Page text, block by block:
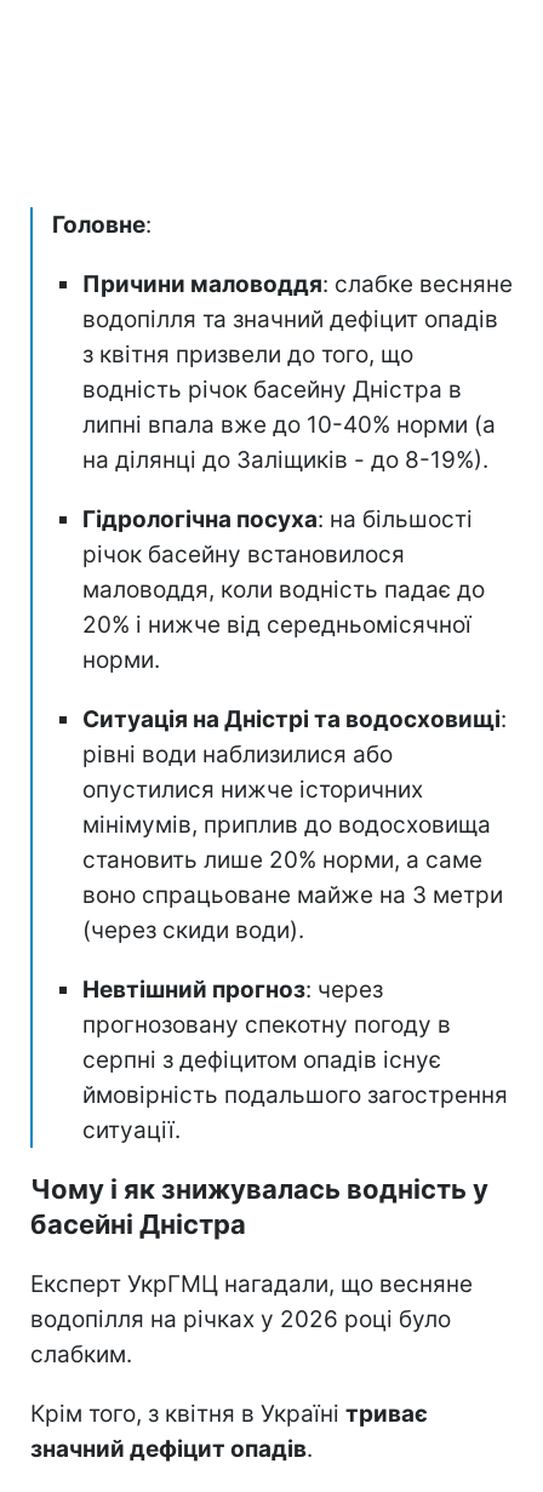
Головне:
Причини маловоддя: слабке весняне
водопілля та значний дефіцит опадів
з квітня призвели до того, що
водність річок басейну Дністра в
липні впала вже до 10-40% норми (а
на ділянці до Заліщиків - до 8-19%).
Гідрологічна посуха: на більшості
річок басейну встановилося
маловоддя, коли водність падає до
20% і нижче від середньомісячної
норми.
Ситуація на Дністрі та водосховищі:
рівні води наблизилися або
опустилися нижче історичних
мінімумів, приплив до водосховища
становить лише 20% норми, а саме
воно спрацьоване майже на 3 метри
(через скиди води).
Невтішний прогноз: через
прогнозовану спекотну погоду в
серпні з дефіцитом опадів існує
ймовірність подальшого загострення
ситуації.
Чому і як знижувалась водність у
басейні Дністра
Експерт УкрГМЦ нагадали, що весняне
водопілля на річках у 2026 році було
слабким.
Крім того, з квітня в Україні триває
значний дефіцит опадів.